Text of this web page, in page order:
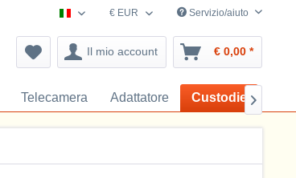
navigazioneaccessori.it
€ EUR Servizio/aiuto
Il mio account € 0,00 *
Telecamera Adattatore Custodie 